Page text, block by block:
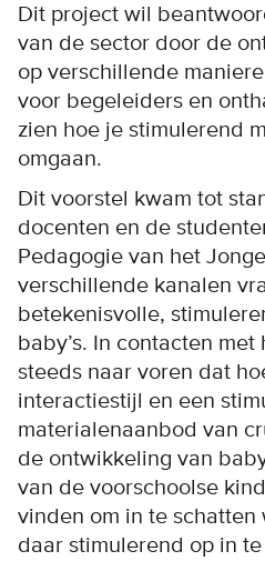
Dit project wil
van de sector door de
op verschillende
voor begeleiders en
zien hoe je stimulerend
omgaan.
Dit voorstel kwam tot
docenten en de
Pedagogie van het
verschillende kanalen
betekenisvolle,
baby’s. In contacten
steeds naar voren dat
interactiestijl en een
materialenaanbod van
de ontwikkeling van
van de voorschoolse
vinden om in te schatten
daar stimulerend op in